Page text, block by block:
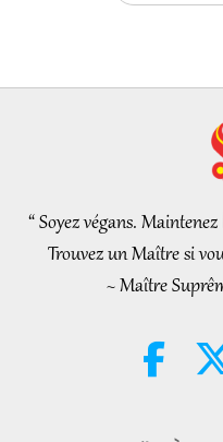
19:47
“ Soyez végans.
Trouvez un Maître si
~ Maître